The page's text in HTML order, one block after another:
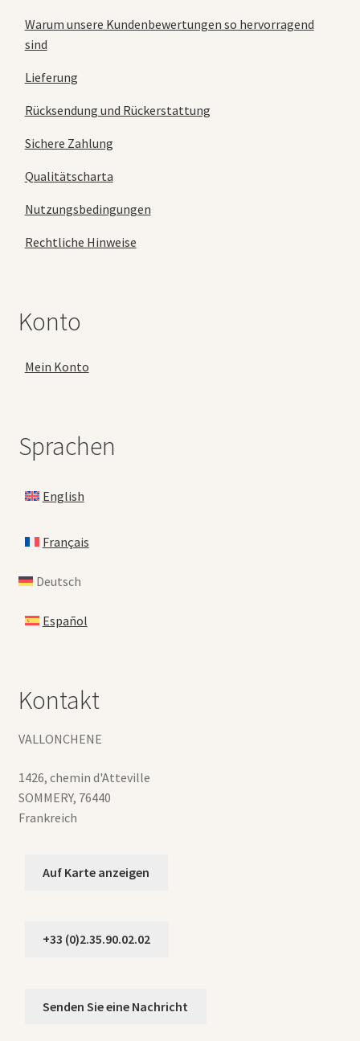
Warum unsere Kundenbewertungen so hervorragend
sind
Lieferung
Rücksendung und Rückerstattung
Sichere Zahlung
Qualitätscharta
Nutzungsbedingungen
Rechtliche Hinweise
Konto
Mein Konto
Sprachen
English
Français
Deutsch
Español
Kontakt
VALLONCHENE
1426, chemin d'Atteville
SOMMERY, 76440
Frankreich
Auf Karte anzeigen
+33 (0)2.35.90.02.02
Senden Sie eine Nachricht